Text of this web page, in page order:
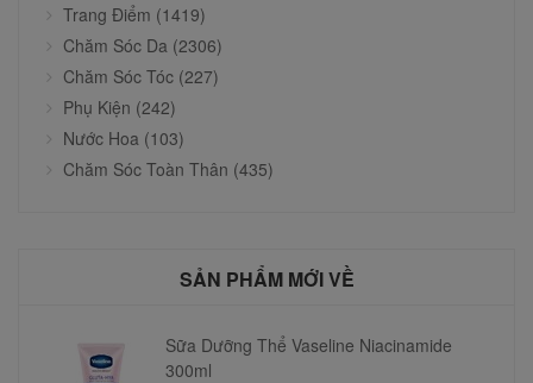
Trang Điểm (1419)
Chăm Sóc Da (2306)
Chăm Sóc Tóc (227)
Phụ Kiện (242)
Nước Hoa (103)
Chăm Sóc Toàn Thân (435)
SẢN PHẨM MỚI VỀ
Sữa Dưỡng Thể Vaseline Niacinamide
300ml